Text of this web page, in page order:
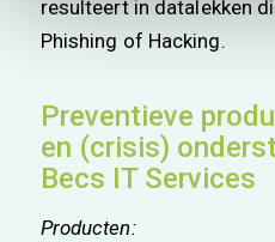
resulteert in datalekken
Phishing of Hacking.
Preventieve
en (crisis)
Becs IT Services
Producten: